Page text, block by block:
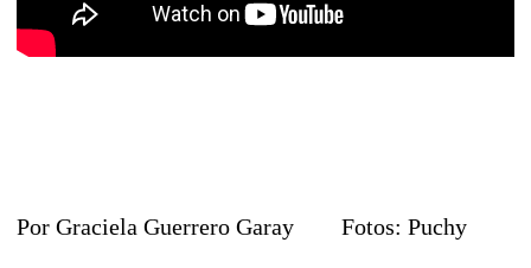
Por Graciela Guerrero Garay Fotos: Puchy